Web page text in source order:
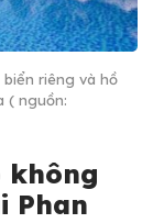
biển riêng và hồ
( nguồn:
không
Phan